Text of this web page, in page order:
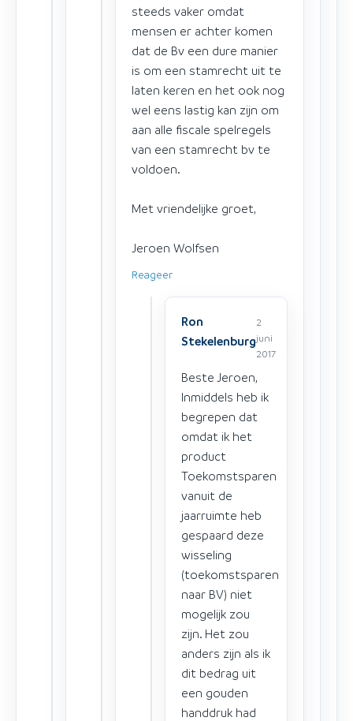
steeds vaker omdat
mensen er achter komen
dat de Bv een dure manier
is om een stamrecht uit te
laten keren en het ook nog
wel eens lastig kan zijn om
aan alle fiscale spelregels
van een stamrecht bv te
voldoen.
Met vriendelijke groet,
Jeroen Wolfsen
Reageer
Ron
Stekelenburg
2
juni
2017
Beste Jeroen,
Inmiddels heb ik
begrepen dat
omdat ik het
product
Toekomstsparen
vanuit de
jaarruimte heb
gespaard deze
wisseling
(toekomstsparen
naar BV) niet
mogelijk zou
zijn. Het zou
anders zijn als ik
dit bedrag uit
een gouden
handdruk had